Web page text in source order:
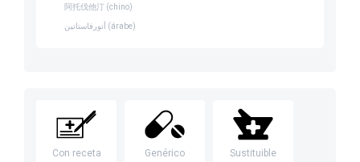
阿托伐他汀 (chino)
أتورفاستاتين (árabe)
Con receta Genérico Sustituible